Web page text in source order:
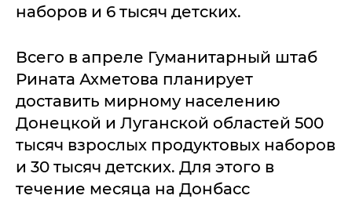
наборов и 6 тысяч детских.
Всего в апреле Гуманитарный штаб
Рината Ахметова планирует
доставить мирному населению
Донецкой и Луганской областей 500
тысяч взрослых продуктовых наборов
и 30 тысяч детских. Для этого в
течение месяца на Донбасс